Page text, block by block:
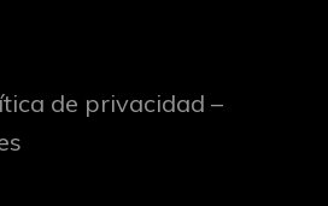
de privacidad –